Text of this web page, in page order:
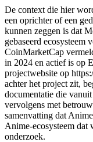
De context die hier
een oprichter of een
kunnen zeggen is dat
gebaseerd ecosysteem
CoinMarketCap
in 2024 en actief is op
projectwebsite op
achter het project zit,
documentatie die
vervolgens met
samenvatting dat
Anime-ecosysteem dat
onderzoek.